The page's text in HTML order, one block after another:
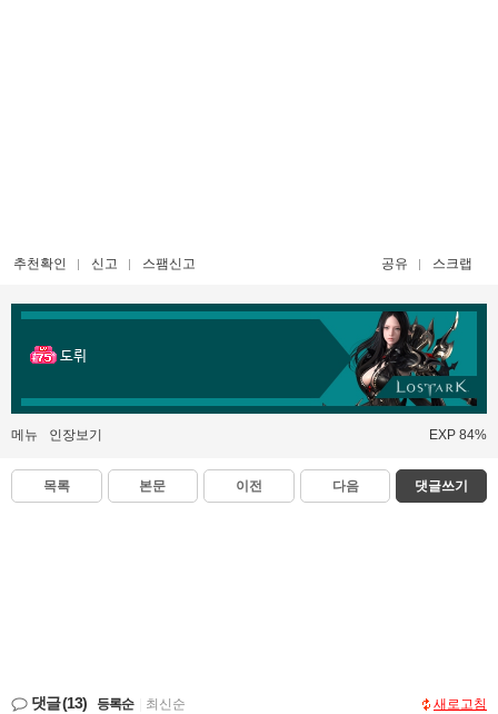
추천확인 신고 스팸신고 공유 스크랩
도뤼
메뉴 인장보기 EXP 84%
목록 본문 이전 다음 댓글쓰기
댓글(13) 등록순 최신순 새로고침